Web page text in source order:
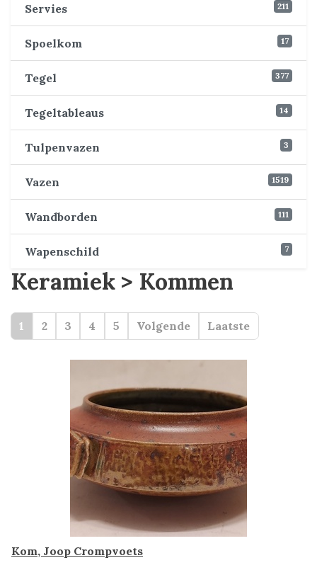
Servies 211
Spoelkom 17
Tegel 377
Tegeltableaus 14
Tulpenvazen 3
Vazen 1519
Wandborden 111
Wapenschild 7
Keramiek > Kommen
1 2 3 4 5 Volgende Laatste
Kom, Joop Crompvoets